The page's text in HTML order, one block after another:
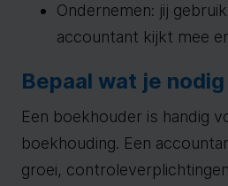
Ondernemen: jij
accountant kijkt mee
Bepaal wat je
Een boekhouder is handig
boekhouding. Een
groei,